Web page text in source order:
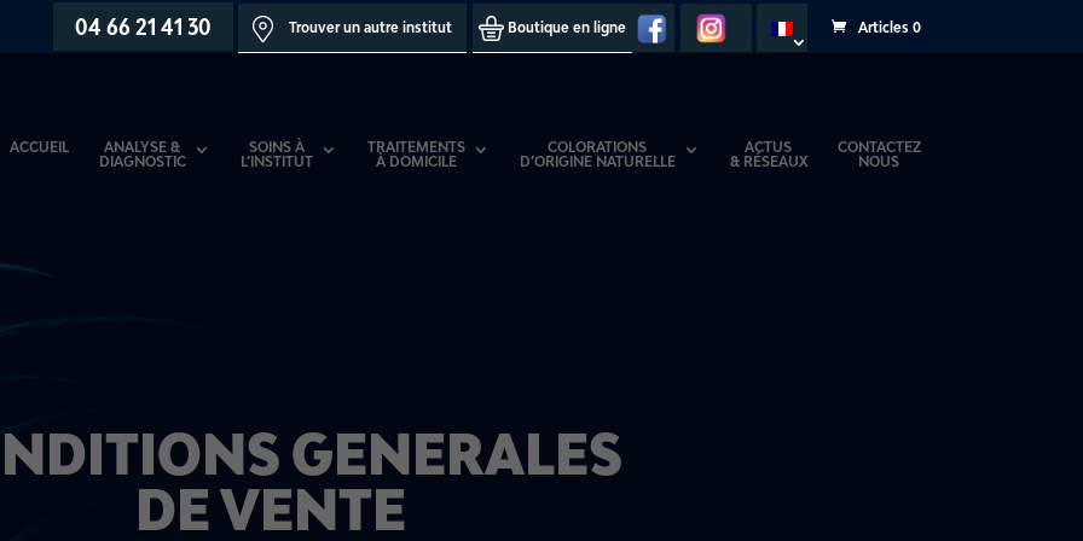
04 66 21 41 30 Trouver un autre institut Boutique en ligne Articles 0
ACCUEIL
ANALYSE &
DIAGNOSTIC
SOINS À
L’INSTITUT
TRAITEMENTS
À DOMICILE
COLORATIONS
D’ORIGINE NATURELLE
ACTUS
& RÉSEAUX
CONTACTEZ
NOUS
GENERALES
DE VENTE